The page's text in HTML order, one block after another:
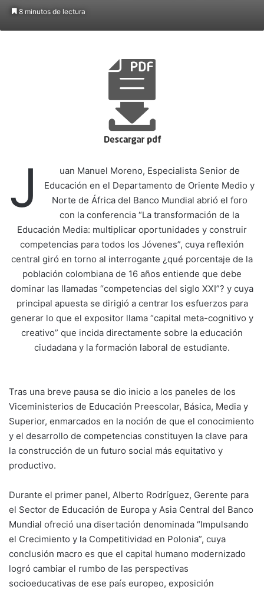
8 minutos de lectura
J
uan Manuel Moreno, Especialista Senior de
Educación en el Departamento de Oriente Medio y
Norte de África del Banco Mundial abrió el foro
con la conferencia “La transformación de la
Educación Media: multiplicar oportunidades y construir
competencias para todos los Jóvenes”, cuya reflexión
central giró en torno al interrogante ¿qué porcentaje de la
población colombiana de 16 años entiende que debe
dominar las llamadas “competencias del siglo XXI”? y cuya
principal apuesta se dirigió a centrar los esfuerzos para
generar lo que el expositor llama “capital meta-cognitivo y
creativo” que incida directamente sobre la educación
ciudadana y la formación laboral de estudiante.
Tras una breve pausa se dio inicio a los paneles de los
Viceministerios de Educación Preescolar, Básica, Media y
Superior, enmarcados en la noción de que el conocimiento
y el desarrollo de competencias constituyen la clave para
la construcción de un futuro social más equitativo y
productivo.
Durante el primer panel, Alberto Rodríguez, Gerente para
el Sector de Educación de Europa y Asia Central del Banco
Mundial ofreció una disertación denominada “Impulsando
el Crecimiento y la Competitividad en Polonia”, cuya
conclusión macro es que el capital humano modernizado
logró cambiar el rumbo de las perspectivas
socioeducativas de ese país europeo, exposición